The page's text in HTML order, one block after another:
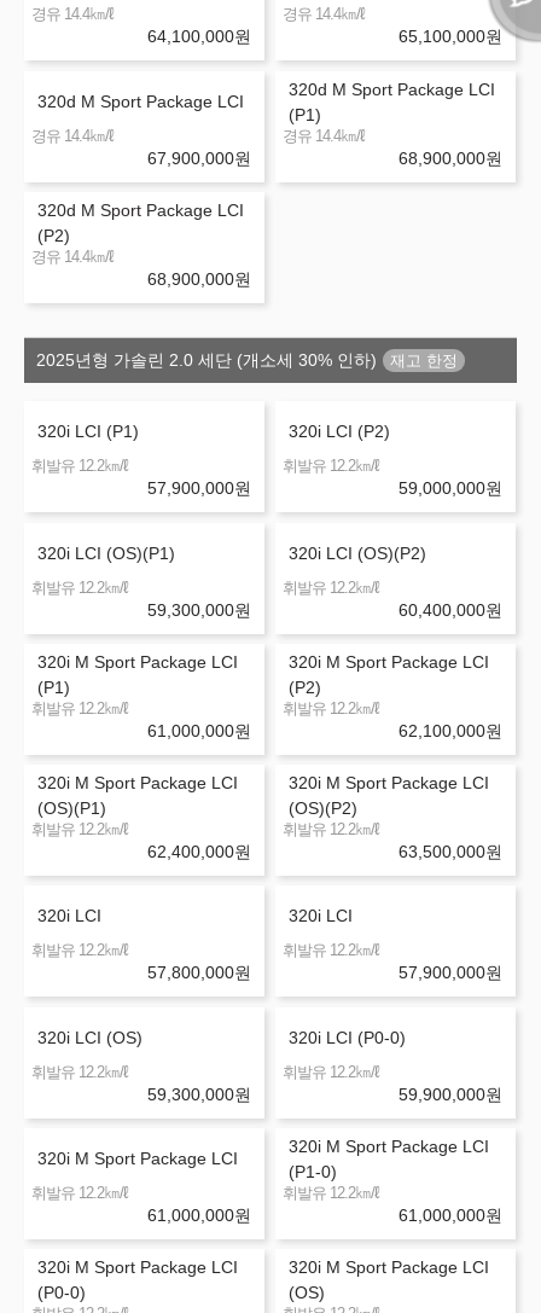
경유 14.4㎞/ℓ
64,100,000원
경유 14.4㎞/ℓ
65,100,000원
320d M Sport Package LCI
경유 14.4㎞/ℓ
67,900,000원
320d M Sport Package LCI
(P1)
경유 14.4㎞/ℓ
68,900,000원
320d M Sport Package LCI
(P2)
경유 14.4㎞/ℓ
68,900,000원
2025년형 가솔린 2.0 세단 (개소세 30% 인하)
320i LCI (P1)
휘발유 12.2㎞/ℓ
57,900,000원
320i LCI (P2)
휘발유 12.2㎞/ℓ
59,000,000원
320i LCI (OS)(P1)
휘발유 12.2㎞/ℓ
59,300,000원
320i LCI (OS)(P2)
휘발유 12.2㎞/ℓ
60,400,000원
320i M Sport Package LCI
(P1)
휘발유 12.2㎞/ℓ
61,000,000원
320i M Sport Package LCI
(P2)
휘발유 12.2㎞/ℓ
62,100,000원
320i M Sport Package LCI
(OS)(P1)
휘발유 12.2㎞/ℓ
62,400,000원
320i M Sport Package LCI
(OS)(P2)
휘발유 12.2㎞/ℓ
63,500,000원
320i LCI
휘발유 12.2㎞/ℓ
57,800,000원
320i LCI
휘발유 12.2㎞/ℓ
57,900,000원
320i LCI (OS)
휘발유 12.2㎞/ℓ
59,300,000원
320i LCI (P0-0)
휘발유 12.2㎞/ℓ
59,900,000원
320i M Sport Package LCI
휘발유 12.2㎞/ℓ
61,000,000원
320i M Sport Package LCI
(P1-0)
휘발유 12.2㎞/ℓ
61,000,000원
320i M Sport Package LCI
(P0-0)
320i M Sport Package LCI
(OS)